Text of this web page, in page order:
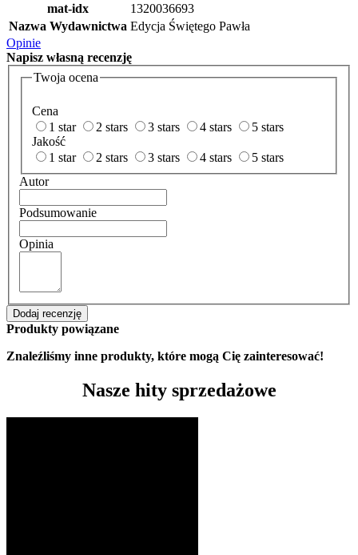
mat-idx
1320036693
Nazwa Wydawnictwa Edycja Świętego Pawła
Opinie
Napisz własną recenzję
Twoja ocena
Cena
1 star
2 stars 3 stars 4 stars
5 stars
Jakość
1 star
2 stars 3 stars 4 stars
5 stars
Autor
Podsumowanie
Opinia
Dodaj recenzję
Produkty powiązane
Znaleźliśmy inne produkty, które mogą Cię zainteresować!
Nasze hity sprzedażowe